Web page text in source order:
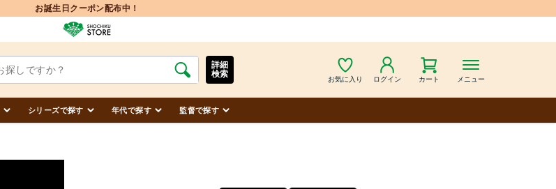
お誕生日クーポン配布中！
お気に入り ログイン カート メニュー
詳細
検索
シリーズで探す 年代で探す 監督で探す